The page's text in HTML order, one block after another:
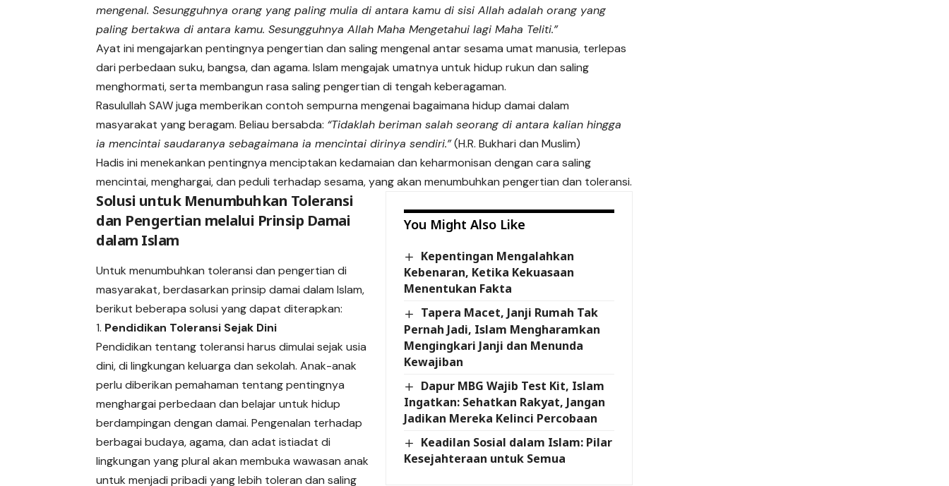
mengenal. Sesungguhnya orang yang paling mulia di antara kamu di sisi Allah adalah orang yang
paling bertakwa di antara kamu. Sesungguhnya Allah Maha Mengetahui lagi Maha Teliti.”
Ayat ini mengajarkan pentingnya pengertian dan saling mengenal antar sesama umat manusia, terlepas
dari perbedaan suku, bangsa, dan agama. Islam mengajak umatnya untuk hidup rukun dan saling
menghormati, serta membangun rasa saling pengertian di tengah keberagaman.
Rasulullah SAW juga memberikan contoh sempurna mengenai bagaimana hidup damai dalam
masyarakat yang beragam. Beliau bersabda: “Tidaklah beriman salah seorang di antara kalian hingga
ia mencintai saudaranya sebagaimana ia mencintai dirinya sendiri.”(H.R. Bukhari dan Muslim)
Hadis ini menekankan pentingnya menciptakan kedamaian dan keharmonisan dengan cara saling
mencintai, menghargai, dan peduli terhadap sesama, yang akan menumbuhkan pengertian dan toleransi.
You Might Also Like
Kepentingan Mengalahkan
Kebenaran, Ketika Kekuasaan
Menentukan Fakta
Tapera Macet, Janji Rumah Tak
Pernah Jadi, Islam Mengharamkan
Mengingkari Janji dan Menunda
Kewajiban
Dapur MBG Wajib Test Kit, Islam
Ingatkan: Sehatkan Rakyat, Jangan
Jadikan Mereka Kelinci Percobaan
Keadilan Sosial dalam Islam: Pilar
Kesejahteraan untuk Semua
Solusi untuk Menumbuhkan Toleransi
dan Pengertian melalui Prinsip Damai
dalam Islam
Untuk menumbuhkan toleransi dan pengertian di
masyarakat, berdasarkan prinsip damai dalam Islam,
berikut beberapa solusi yang dapat diterapkan:
Pendidikan Toleransi Sejak Dini
Pendidikan tentang toleransi harus dimulai sejak usia
dini, di lingkungan keluarga dan sekolah. Anak-anak
perlu diberikan pemahaman tentang pentingnya
menghargai perbedaan dan belajar untuk hidup
berdampingan dengan damai. Pengenalan terhadap
berbagai budaya, agama, dan adat istiadat di
lingkungan yang plural akan membuka wawasan anak
untuk menjadi pribadi yang lebih toleran dan saling